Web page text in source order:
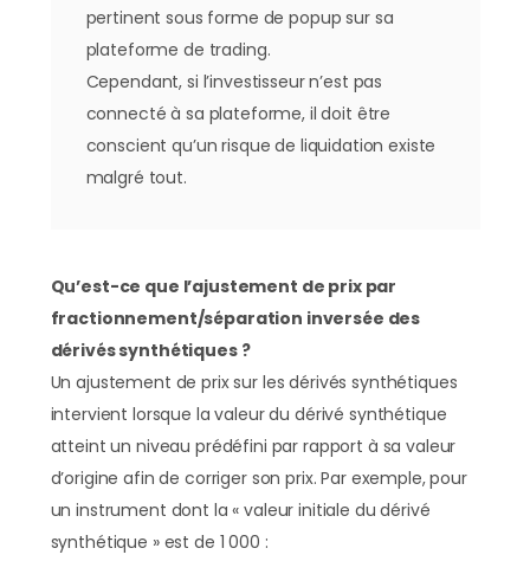
pertinent sous forme de popup sur sa
plateforme de trading.
Cependant, si l’investisseur n’est pas
connecté à sa plateforme, il doit être
conscient qu’un risque de liquidation existe
malgré tout.
Qu’est-ce que l’ajustement de prix par
fractionnement/séparation inversée des
dérivés synthétiques ?
Un ajustement de prix sur les dérivés synthétiques
intervient lorsque la valeur du dérivé synthétique
atteint un niveau prédéfini par rapport à sa valeur
d’origine afin de corriger son prix. Par exemple, pour
un instrument dont la « valeur initiale du dérivé
synthétique » est de 1 000 :